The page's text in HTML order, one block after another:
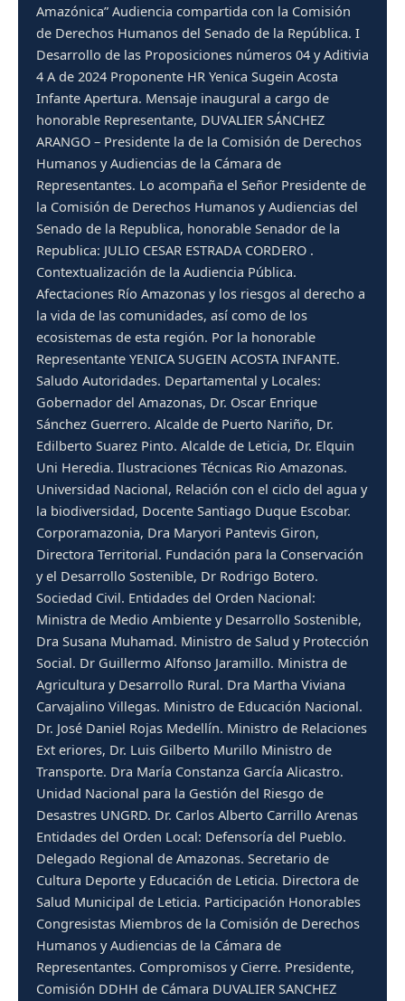
Amazónica” Audiencia compartida con la Comisión
de Derechos Humanos del Senado de la República. I
Desarrollo de las Proposiciones números 04 y Aditivia
4 A de 2024 Proponente HR Yenica Sugein Acosta
Infante Apertura. Mensaje inaugural a cargo de
honorable Representante, DUVALIER SÁNCHEZ
ARANGO – Presidente la de la Comisión de Derechos
Humanos y Audiencias de la Cámara de
Representantes. Lo acompaña el Señor Presidente de
la Comisión de Derechos Humanos y Audiencias del
Senado de la Republica, honorable Senador de la
Republica: JULIO CESAR ESTRADA CORDERO .
Contextualización de la Audiencia Pública.
Afectaciones Río Amazonas y los riesgos al derecho a
la vida de las comunidades, así como de los
ecosistemas de esta región. Por la honorable
Representante YENICA SUGEIN ACOSTA INFANTE.
Saludo Autoridades. Departamental y Locales:
Gobernador del Amazonas, Dr. Oscar Enrique
Sánchez Guerrero. Alcalde de Puerto Nariño, Dr.
Edilberto Suarez Pinto. Alcalde de Leticia, Dr. Elquin
Uni Heredia. Ilustraciones Técnicas Rio Amazonas.
Universidad Nacional, Relación con el ciclo del agua y
la biodiversidad, Docente Santiago Duque Escobar.
Corporamazonia, Dra Maryori Pantevis Giron,
Directora Territorial. Fundación para la Conservación
y el Desarrollo Sostenible, Dr Rodrigo Botero.
Sociedad Civil. Entidades del Orden Nacional:
Ministra de Medio Ambiente y Desarrollo Sostenible,
Dra Susana Muhamad. Ministro de Salud y Protección
Social. Dr Guillermo Alfonso Jaramillo. Ministra de
Agricultura y Desarrollo Rural. Dra Martha Viviana
Carvajalino Villegas. Ministro de Educación Nacional.
Dr. José Daniel Rojas Medellín. Ministro de Relaciones
Ext eriores, Dr. Luis Gilberto Murillo Ministro de
Transporte. Dra María Constanza García Alicastro.
Unidad Nacional para la Gestión del Riesgo de
Desastres UNGRD. Dr. Carlos Alberto Carrillo Arenas
Entidades del Orden Local: Defensoría del Pueblo.
Delegado Regional de Amazonas. Secretario de
Cultura Deporte y Educación de Leticia. Directora de
Salud Municipal de Leticia. Participación Honorables
Congresistas Miembros de la Comisión de Derechos
Humanos y Audiencias de la Cámara de
Representantes. Compromisos y Cierre. Presidente,
Comisión DDHH de Cámara DUVALIER SANCHEZ